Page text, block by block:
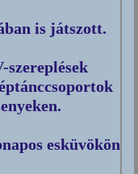
is játszott.
szereplések
esküvökön